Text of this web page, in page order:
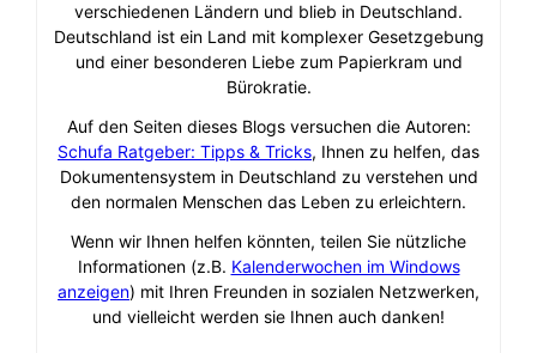
verschiedenen Ländern und blieb in Deutschland.
Deutschland ist ein Land mit komplexer Gesetzgebung
und einer besonderen Liebe zum Papierkram und
Bürokratie.
Auf den Seiten dieses Blogs versuchen die Autoren:
Schufa Ratgeber: Tipps & Tricks, Ihnen zu helfen, das
Dokumentensystem in Deutschland zu verstehen und
den normalen Menschen das Leben zu erleichtern.
Wenn wir Ihnen helfen könnten, teilen Sie nützliche
Informationen (z.B. Kalenderwochen im Windows
anzeigen) mit Ihren Freunden in sozialen Netzwerken,
und vielleicht werden sie Ihnen auch danken!